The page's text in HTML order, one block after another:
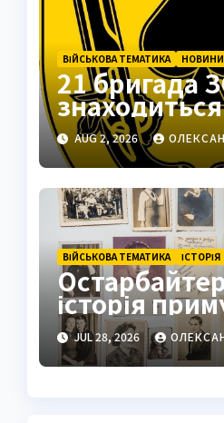
ВІЙСЬКОВА ТЕМАТИКА НОВИНИ
21 бригада
Подільськ
AUG 2, 2026
ВІЙСЬКОВА ТЕМАТИКА ІСТОРІЯ
історія
праці
JUL 28, 2026